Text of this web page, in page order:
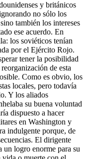
y británicos
no sólo los
también los intereses
ese acuerdo. En
los soviéticos tenían
por el Ejército Rojo.
tener la posibilidad
de esta
Como es obvio, los
locales, pero todavía
Y los aliados
su buena voluntad
dispuesto a hacer
en Washington y
indulgente porque, de
El dirigente
un logro enorme para su